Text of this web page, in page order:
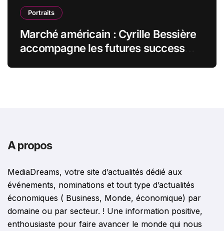
Portraits
Marché américain : Cyrille Bessière
accompagne les futures success
A propos
MediaDreams, votre site d’actualités dédié aux
événements, nominations et tout type d’actualités
économiques ( Business, Monde, économique) par
domaine ou par secteur. ! Une information positive,
enthousiaste pour faire avancer le monde qui nous